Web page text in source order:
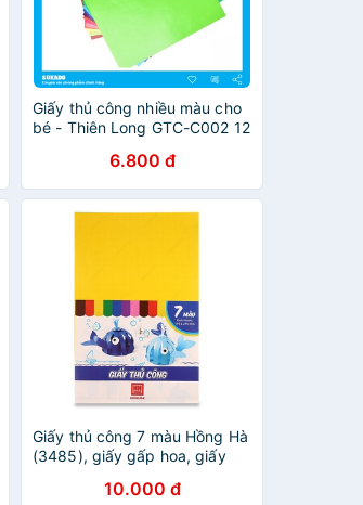
Giấy thủ công nhiều màu cho
bé - Thiên Long GTC-C002 12
6.800 đ
Giấy thủ công 7 màu Hồng Hà
(3485), giấy gấp hoa, giấy
10.000 đ